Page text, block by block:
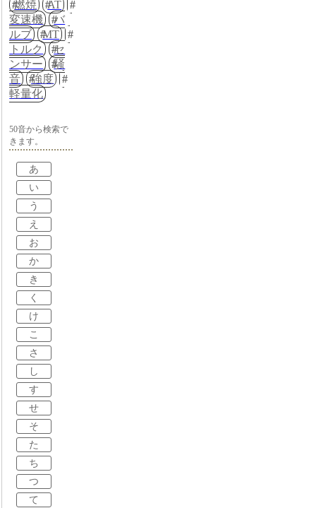
燃焼
AT
変速機
バ
ルブ
MT
トルク
セ
ンサー
騒
音
強度
軽量化
50音から検索で
きます。
あ
い
う
え
お
か
き
く
け
こ
さ
し
す
せ
そ
た
ち
つ
て